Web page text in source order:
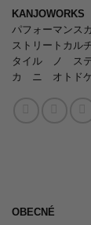
パフォーマン
ストリートカ
タイル ノ ス
カ ニ オトドケ
OBECNÉ